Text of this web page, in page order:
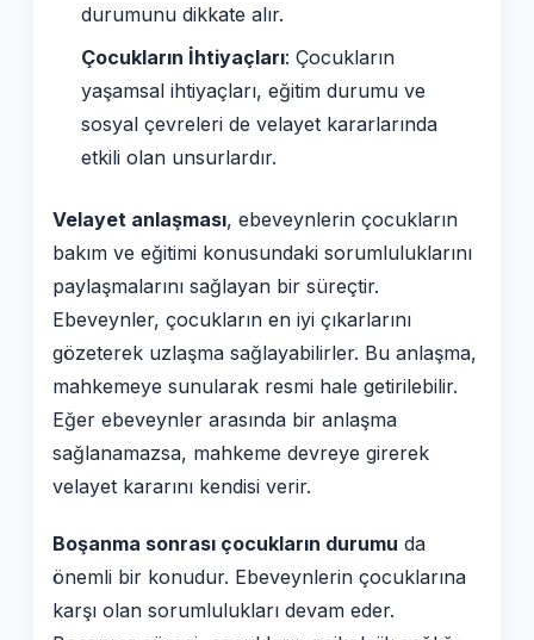
durumunu dikkate alır.
Çocukların İhtiyaçları: Çocukların
yaşamsal ihtiyaçları, eğitim durumu ve
sosyal çevreleri de velayet kararlarında
etkili olan unsurlardır.
Velayet anlaşması, ebeveynlerin çocukların
bakım ve eğitimi konusundaki sorumluluklarını
paylaşmalarını sağlayan bir süreçtir.
Ebeveynler, çocukların en iyi çıkarlarını
gözeterek uzlaşma sağlayabilirler. Bu anlaşma,
mahkemeye sunularak resmi hale getirilebilir.
Eğer ebeveynler arasında bir anlaşma
sağlanamazsa, mahkeme devreye girerek
velayet kararını kendisi verir.
Boşanma sonrası çocukların durumu da
önemli bir konudur. Ebeveynlerin çocuklarına
karşı olan sorumlulukları devam eder.